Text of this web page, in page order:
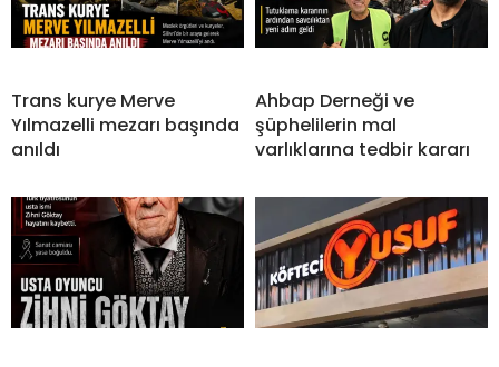
Trans kurye Merve
Yılmazelli mezarı başında
anıldı
Ahbap Derneği ve
şüphelilerin mal
varlıklarına tedbir kararı